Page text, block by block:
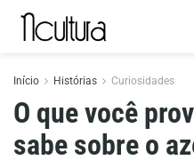
Início Histórias Curiosidades
O que você
sabe sobre o